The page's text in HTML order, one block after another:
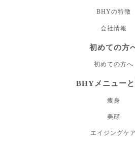
BHYの特徴
会社情報
初めての方
初めての方へ
BHYメニュー
痩身
美顔
エイジングケア